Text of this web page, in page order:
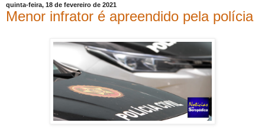
quinta-feira, 18 de fevereiro de 2021
Menor infrator é apreendido pela polícia